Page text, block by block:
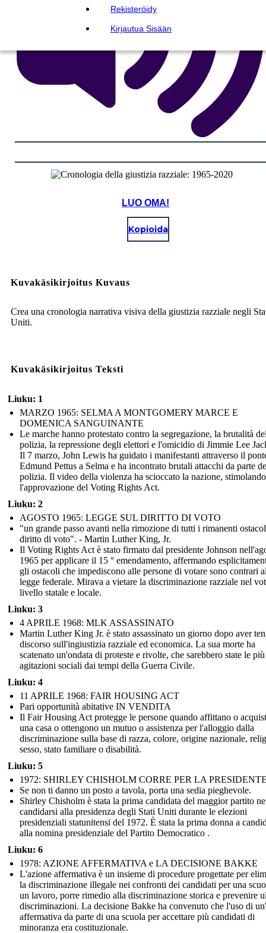
Rekisteröidy
Kirjautua Sisään
LUO OMA!
Kopioida
Kuvakäsikirjoitus Kuvaus
Crea una cronologia narrativa visiva della giustizia razziale negli
Uniti.
Kuvakäsikirjoitus Teksti
Liuku: 1
MARZO 1965: SELMA A MONTGOMERY MARCE E
DOMENICA SANGUINANTE
Le marche hanno protestato contro la segregazione, la brutalità
polizia, la repressione degli elettori e l'omicidio di Jimmie Lee
Il 7 marzo, John Lewis ha guidato i manifestanti attraverso il
Edmund Pettus a Selma e ha incontrato brutali attacchi da parte
polizia. Il video della violenza ha scioccato la nazione, stimolando
l'approvazione del Voting Rights Act.
Liuku: 2
AGOSTO 1965: LEGGE SUL DIRITTO DI VOTO
"un grande passo avanti nella rimozione di tutti i rimanenti
diritto di voto". - Martin Luther King, Jr.
Il Voting Rights Act è stato firmato dal presidente Johnson
1965 per applicare il 15 ° emendamento, affermando
gli ostacoli che impediscono alle persone di votare sono contrari
legge federale. Mirava a vietare la discriminazione razziale nel
livello statale e locale.
Liuku: 3
4 APRILE 1968: MLK ASSASSINATO
Martin Luther King Jr. è stato assassinato un giorno dopo aver
discorso sull'ingiustizia razziale ed economica. La sua morte ha
scatenato un'ondata di proteste e rivolte, che sarebbero state le
agitazioni sociali dai tempi della Guerra Civile.
Liuku: 4
11 APRILE 1968: FAIR HOUSING ACT
Pari opportunità abitative IN VENDITA
Il Fair Housing Act protegge le persone quando affittano o
una casa o ottengono un mutuo o assistenza per l'alloggio dalla
discriminazione sulla base di razza, colore, origine nazionale,
sesso, stato familiare o disabilità.
Liuku: 5
1972: SHIRLEY CHISHOLM CORRE PER LA
Se non ti danno un posto a tavola, porta una sedia pieghevole.
Shirley Chisholm è stata la prima candidata del maggior partito
candidarsi alla presidenza degli Stati Uniti durante le elezioni
presidenziali statunitensi del 1972. È stata la prima donna a
alla nomina presidenziale del Partito Democratico .
Liuku: 6
1978: AZIONE AFFERMATIVA e LA DECISIONE BAKKE
L'azione affermativa è un insieme di procedure progettate per
la discriminazione illegale nei confronti dei candidati per una
un lavoro, porre rimedio alla discriminazione storica e prevenire
discriminazioni. La decisione Bakke ha convenuto che l'uso di
affermativa da parte di una scuola per accettare più candidati di
minoranza era costituzionale.